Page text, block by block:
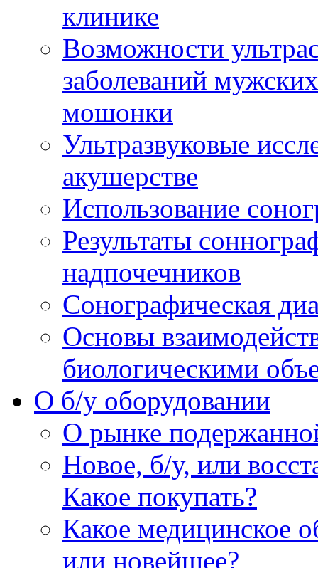
клинике
Возможности
заболеваний
мошонки
Ультразвуковые
акушерстве
Использование
Результаты
надпочечников
Сонографическая
Основы
биологическими
O б/у оборудовании
О рынке
Новое, б/у, или
Какое покупать?
Какое медицинское
или новейшее?